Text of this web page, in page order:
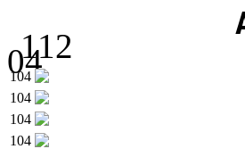
04
112
104
104
104
104